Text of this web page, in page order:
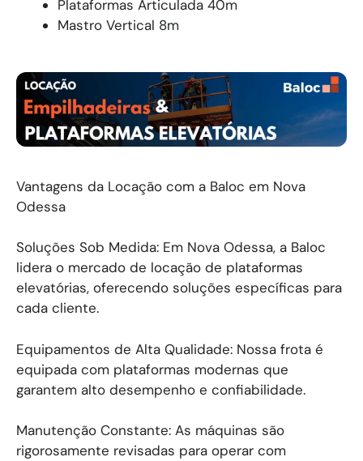
Plataformas Articulada 40m
Mastro Vertical 8m
Vantagens da Locação com a Baloc em Nova
Odessa
Soluções Sob Medida: Em Nova Odessa, a Baloc
lidera o mercado de locação de plataformas
elevatórias, oferecendo soluções específicas para
cada cliente.
Equipamentos de Alta Qualidade: Nossa frota é
equipada com plataformas modernas que
garantem alto desempenho e confiabilidade.
Manutenção Constante: As máquinas são
rigorosamente revisadas para operar com